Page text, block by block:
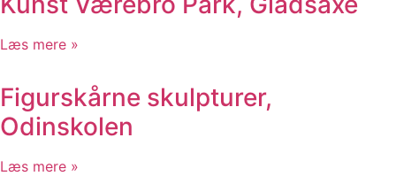
Læs mere »
Figurskårne skulpturer,
Odinskolen
Læs mere »